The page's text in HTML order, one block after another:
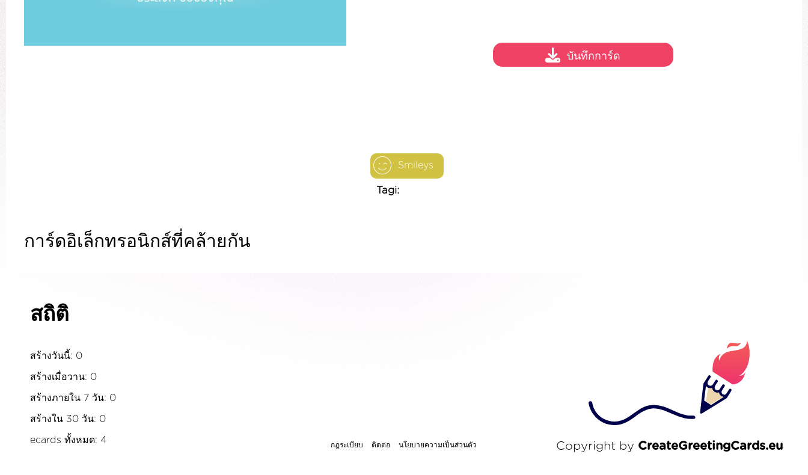
Smileys
Tagi:
บันทึกการ์ด
การ์ดอิเล็กทรอนิกส์ที่คล้ายกัน
สถิติ
สร้างวันนี้: 0
สร้างเมื่อวาน: 0
สร้างภายใน 7 วัน: 0
สร้างใน 30 วัน: 0
ecards ทั้งหมด: 4 กฎระเบียบ ติดต่อ นโยบายความเป็นส่วนตัว Copyright by CreateGreetingCards.eu